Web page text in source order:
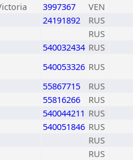
3997367
VEN
24191892
RUS
RUS
540032434 RUS
540053326 RUS
55867715
RUS
55816266
RUS
540044211 RUS
540051846 RUS
RUS
RUS